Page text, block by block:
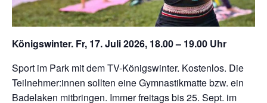
Königswinter. Fr, 17. Juli 2026, 18.00 – 19.00 Uhr
Sport im Park mit dem TV-Königswinter. Kostenlos. Die
Teilnehmer:innen sollten eine Gymnastikmatte bzw. ein
Badelaken mitbringen. Immer freitags bis 25. Sept. im